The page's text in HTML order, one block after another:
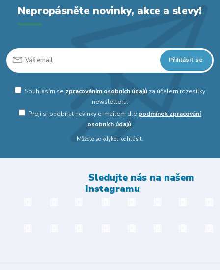
Nepropásněte novinky, akce a slevy!
Přihlásit se
Souhlasím se zpracováním osobních údajůza účelem rozesílky
newsletteru.
Přeji si odebírat novinky e-mailem dle podmínek zpracování
osobních údajů.
Můžete se kdykoli odhlásit.
Sledujte nás na našem
Instagramu